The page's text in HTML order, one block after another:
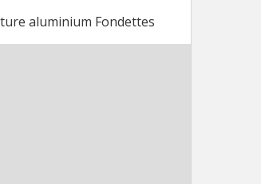
aluminium Fondettes